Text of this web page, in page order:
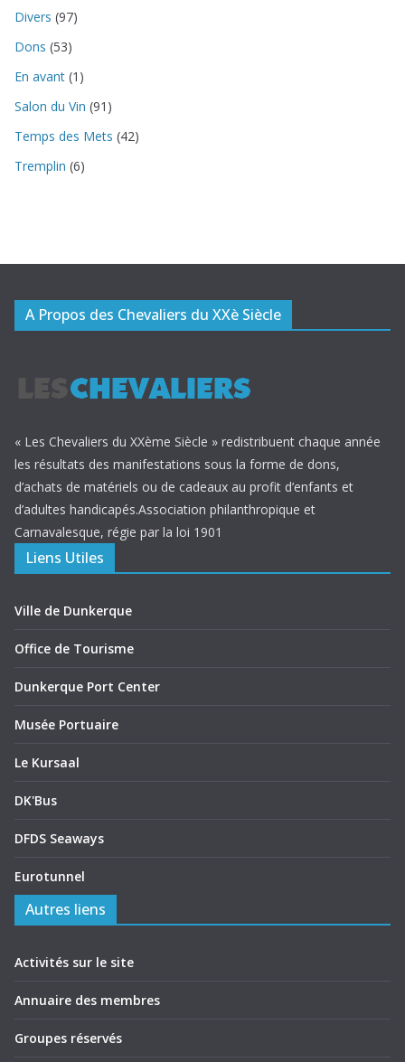
Divers (97)
Dons (53)
En avant (1)
Salon du Vin (91)
Temps des Mets (42)
Tremplin (6)
A Propos des Chevaliers du XXè Siècle
« Les Chevaliers du XXème Siècle » redistribuent chaque année
les résultats des manifestations sous la forme de dons,
d’achats de matériels ou de cadeaux au profit d’enfants et
d’adultes handicapés.Association philanthropique et
Carnavalesque, régie par la loi 1901
Liens Utiles
Ville de Dunkerque
Office de Tourisme
Dunkerque Port Center
Musée Portuaire
Le Kursaal
DK'Bus
DFDS Seaways
Eurotunnel
Autres liens
Activités sur le site
Annuaire des membres
Groupes réservés